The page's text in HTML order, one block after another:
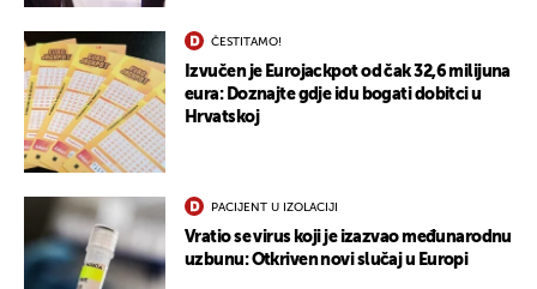
ČESTITAMO!
Izvučen je Eurojackpot od čak 32,6 milijuna
eura: Doznajte gdje idu bogati dobitci u
Hrvatskoj
PACIJENT U IZOLACIJI
Vratio se virus koji je izazvao međunarodnu
uzbunu: Otkriven novi slučaj u Europi